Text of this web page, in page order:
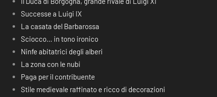
Successe a Luigi IX
La casata del Barbarossa
Sciocco… in tono ironico
Ninfe abitatrici degli alberi
La zona con le nubi
Paga per il contribuente
Stile medievale raffinato e ricco di decorazioni